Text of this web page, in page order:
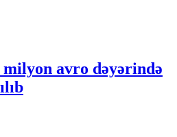
avro dəyərində